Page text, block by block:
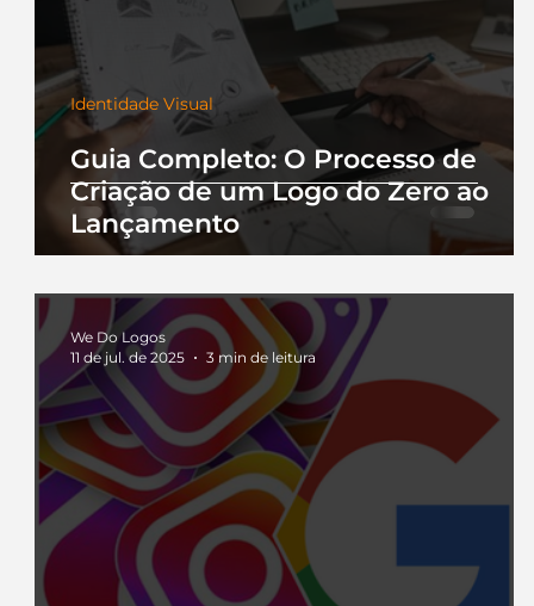
Guia Completo: O Processo de
Criação de um Logo do Zero ao
Lançamento
Identidade Visual
We Do Logos
11 de jul. de 2025
3 min de leitura